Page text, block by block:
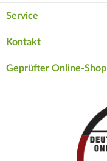
Service
Kontakt
Geprüfter Online-Shop